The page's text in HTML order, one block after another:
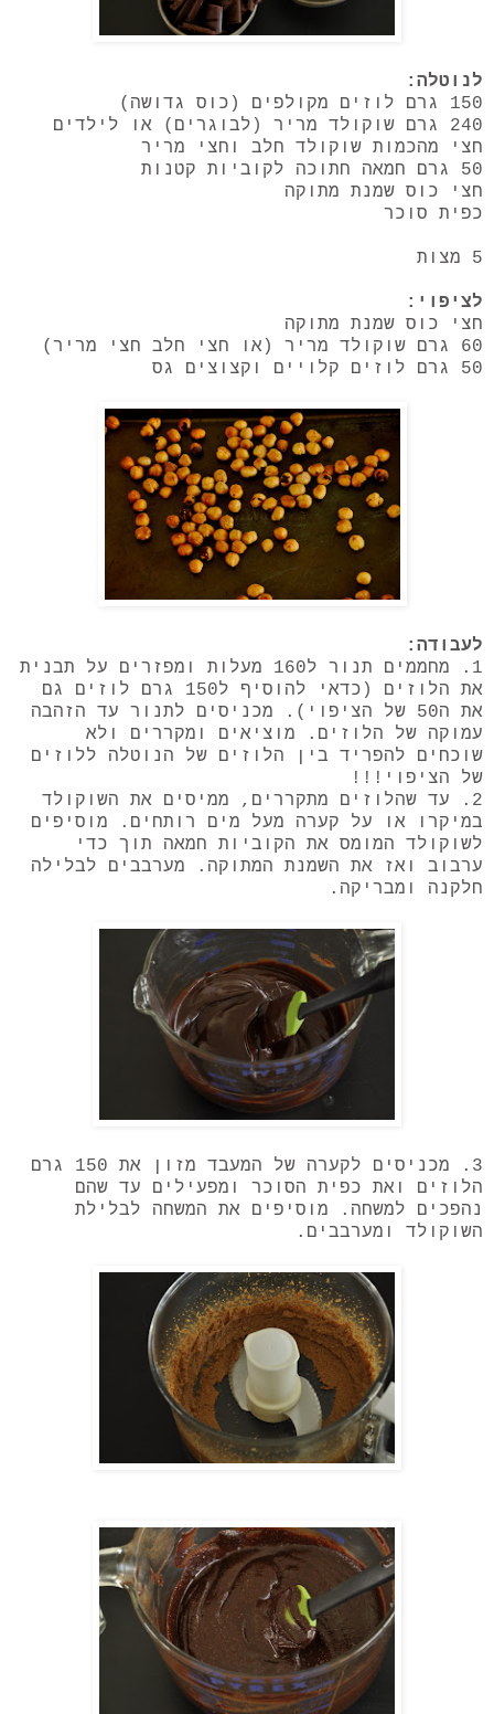
לנוטלה:
150 גרם לוזים מקולפים (כוס גדושה)
240 גרם שוקולד מריר (לבוגרים) או לילדים
חצי מהכמות שוקולד חלב וחצי מריר
50 גרם חמאה חתוכה לקוביות קטנות
חצי כוס שמנת מתוקה
כפית סוכר
5 מצות
לציפוי:
חצי כוס שמנת מתוקה
60 גרם שוקולד מריר (או חצי חלב חצי מריר)
50 גרם לוזים קלויים וקצוצים גס
לעבודה:
1. מחממים תנור ל160 מעלות ומפזרים על תבנית
את הלוזים (כדאי להוסיף ל150 גרם לוזים גם
את ה50 של הציפוי). מכניסים לתנור עד הזהבה
עמוקה של הלוזים. מוציאים ומקררים ולא
שוכחים להפריד בין הלוזים של הנוטלה ללוזים
של הציפוי!!!
2. עד שהלוזים מתקררים, ממיסים את השוקולד
במיקרו או על קערה מעל מים רותחים. מוסיפים
לשוקולד המומס את הקוביות חמאה תוך כדי
ערבוב ואז את השמנת המתוקה. מערבבים לבלילה
חלקנה ומבריקה.
3. מכניסים לקערה של המעבד מזון את 150 גרם
הלוזים ואת כפית הסוכר ומפעילים עד שהם
נהפכים למשחה. מוסיפים את המשחה לבלילת
השוקולד ומערבבים.